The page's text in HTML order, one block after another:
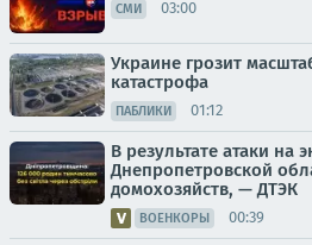
СМИ 03:00
Украине грозит
катастрофа
ПАБЛИКИ 01:12
В результате атаки на
Днепропетровской
домохозяйств, — ДТЭК
ВОЕНКОРЫ 00:39